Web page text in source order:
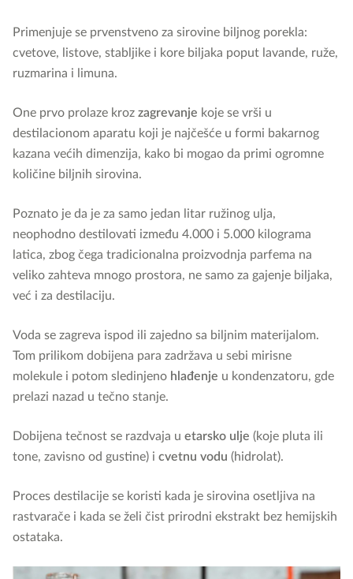
Primenjuje se prvenstveno za sirovine biljnog porekla:
cvetove, listove, stabljike i kore biljaka poput lavande, ruže,
ruzmarina i limuna.
One prvo prolaze kroz zagrevanje koje se vrši u
destilacionom aparatu koji je najčešće u formi bakarnog
kazana većih dimenzija, kako bi mogao da primi ogromne
količine biljnih sirovina.
Poznato je da je za samo jedan litar ružinog ulja,
neophodno destilovati između 4.000 i 5.000 kilograma
latica, zbog čega tradicionalna proizvodnja parfema na
veliko zahteva mnogo prostora, ne samo za gajenje biljaka,
već i za destilaciju.
Voda se zagreva ispod ili zajedno sa biljnim materijalom.
Tom prilikom dobijena para zadržava u sebi mirisne
molekule i potom sledinjeno hlađenje u kondenzatoru, gde
prelazi nazad u tečno stanje.
Dobijena tečnost se razdvaja u etarsko ulje (koje pluta ili
tone, zavisno od gustine) i cvetnu vodu (hidrolat).
Proces destilacije se koristi kada je sirovina osetljiva na
rastvarače i kada se želi čist prirodni ekstrakt bez hemijskih
ostataka.